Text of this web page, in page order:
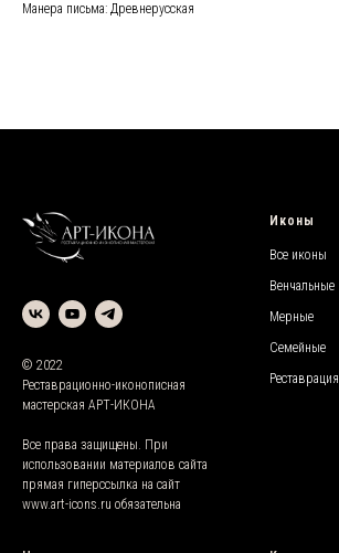
Манера письма: Древнерусская
© 2022
Реставрационно-иконописная
мастерская АРТ-ИКОНА
Все права защищены. При
использовании материалов сайта
прямая гиперссылка на сайт
www.art-icons.ru обязательна
Иконы
Все иконы
Венчальные
Мерные
Семейные
Реставрация